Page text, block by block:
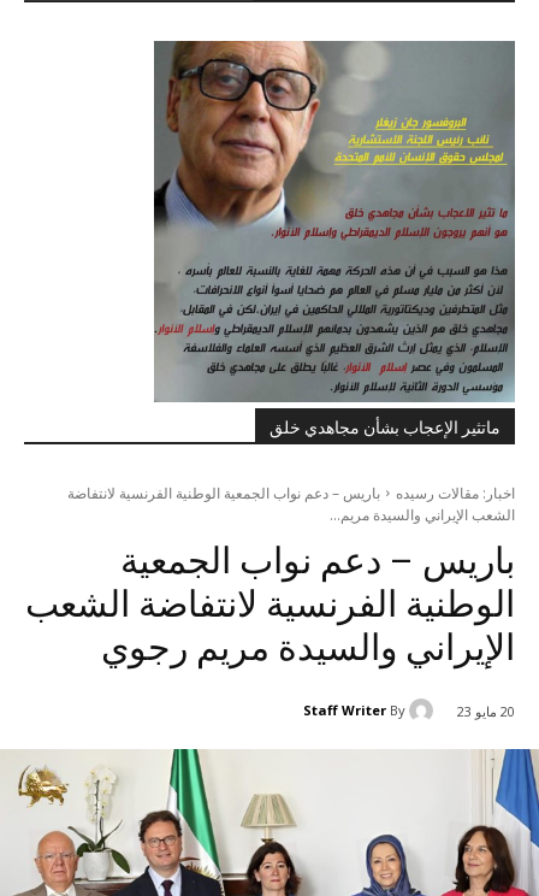
ماتثير الإعجاب بشأن مجاهدي خلق
اخبار: مقالات رسيده
باريس – دعم نواب الجمعية الوطنية الفرنسية لانتفاضة
الشعب الإيراني والسيدة مريم...
باريس – دعم نواب الجمعية
الوطنية الفرنسية لانتفاضة الشعب
الإيراني والسيدة مريم رجوي
20 مايو 23 By
Staff Writer